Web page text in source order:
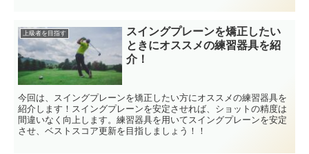
上級者を目指す
スイングプレーンを矯正したい
ときにオススメの練習器具を紹
介！
今回は、スイングプレーンを矯正したい方にオススメの練習器具を
紹介します！スイングプレーンを安定させれば、ショットの精度は
間違いなく向上します。練習器具を用いてスイングプレーンを安定
させ、ベストスコア更新を目指しましょう！！